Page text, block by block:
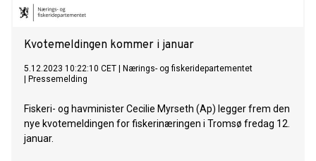
Kvotemeldingen kommer i januar
5.12.2023 10:22:10 CET
Nærings- og fiskeridepartementet
Pressemelding
Fiskeri- og havminister Cecilie Myrseth (Ap) legger frem den
nye kvotemeldingen for fiskerinæringen i Tromsø fredag 12.
januar.